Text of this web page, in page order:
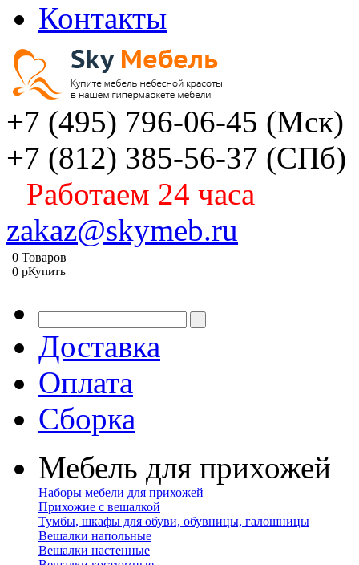
Контакты
+7 (495) 796-06-45 (Мск)
+7 (812) 385-56-37 (СПб)
Работаем 24 часа
zakaz@skymeb.ru
0 Товаров
0 pКупить
Доставка
Оплата
Сборка
Мебель для прихожей
Наборы мебели для прихожей
Прихожие с вешалкой
Тумбы, шкафы для обуви, обувницы, галошницы
Вешалки напольные
Вешалки настенные